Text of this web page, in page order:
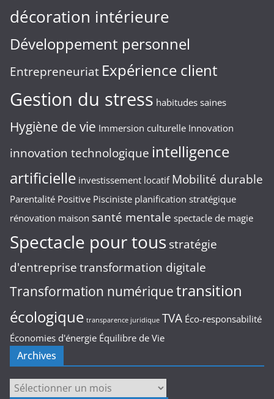
décoration intérieure
Développement personnel
Entrepreneuriat Expérience client
Gestion du stress habitudes saines
Hygiène de vie Immersion culturelle Innovation
innovation technologique intelligence
artificielle investissement locatif Mobilité durable
Parentalité Positive Pisciniste planification stratégique
rénovation maison santé mentale spectacle de magie
Spectacle pour tous stratégie
d'entreprise transformation digitale
Transformation numériquetransition
écologique transparence juridique TVA Éco-responsabilité
Économies d'énergie Équilibre de Vie
Archives
Archives